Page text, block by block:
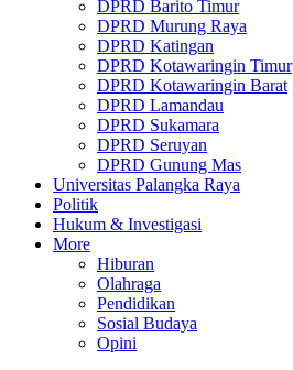
DPRD Barito Timur
DPRD Murung Raya
DPRD Katingan
DPRD Kotawaringin Timur
DPRD Kotawaringin Barat
DPRD Lamandau
DPRD Sukamara
DPRD Seruyan
DPRD Gunung Mas
Universitas Palangka Raya
Politik
Hukum & Investigasi
More
Hiburan
Olahraga
Pendidikan
Sosial Budaya
Opini